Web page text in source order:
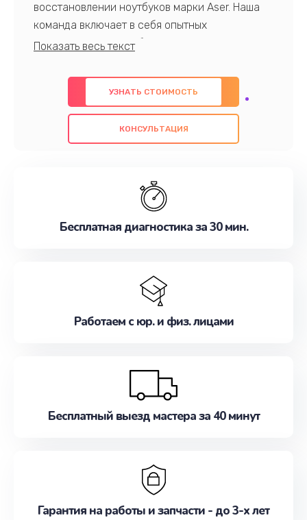
восстановлении ноутбуков марки Aser. Наша
команда включает в себя опытных
профессионалов с обширными знаниями и
предлагаем быстрый и качественный ремонт с
использованием оригинальных компонентов, а
также гарантируем качество всех
проведенных работ. Наша цель - предоставить
наилучшим образом. Не медлите записаться на
УЗНАТЬ СТОИМОСТЬ
КОНСУЛЬТАЦИЯ
Бесплатная диагностика за 30 мин.
Работаем с юр. и физ. лицами
Бесплатный выезд мастера за 40 минут
Гарантия на работы и запчасти - до 3-х лет